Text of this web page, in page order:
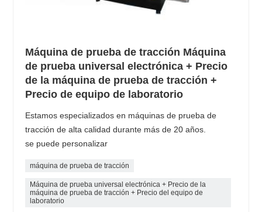
Máquina de prueba de tracción Máquina
de prueba universal electrónica + Precio
de la máquina de prueba de tracción +
Precio de equipo de laboratorio
Estamos especializados en máquinas de prueba de
tracción de alta calidad durante más de 20 años.
se puede personalizar
máquina de prueba de tracción
Máquina de prueba universal electrónica + Precio de la
máquina de prueba de tracción + Precio del equipo de
laboratorio